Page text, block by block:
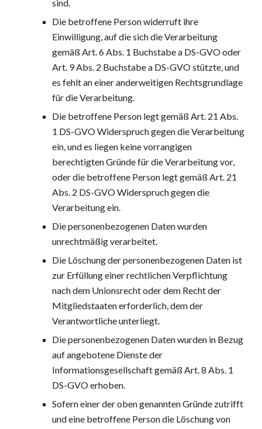
sind.
Die betroffene Person widerruft ihre
Einwilligung, auf die sich die Verarbeitung
gemäß Art. 6 Abs. 1 Buchstabe a DS-GVO oder
Art. 9 Abs. 2 Buchstabe a DS-GVO stützte, und
es fehlt an einer anderweitigen Rechtsgrundlage
für die Verarbeitung.
Die betroffene Person legt gemäß Art. 21 Abs.
1 DS-GVO Widerspruch gegen die Verarbeitung
ein, und es liegen keine vorrangigen
berechtigten Gründe für die Verarbeitung vor,
oder die betroffene Person legt gemäß Art. 21
Abs. 2 DS-GVO Widerspruch gegen die
Verarbeitung ein.
Die personenbezogenen Daten wurden
unrechtmäßig verarbeitet.
Die Löschung der personenbezogenen Daten ist
zur Erfüllung einer rechtlichen Verpflichtung
nach dem Unionsrecht oder dem Recht der
Mitgliedstaaten erforderlich, dem der
Verantwortliche unterliegt.
Die personenbezogenen Daten wurden in Bezug
auf angebotene Dienste der
Informationsgesellschaft gemäß Art. 8 Abs. 1
DS-GVO erhoben.
Sofern einer der oben genannten Gründe zutrifft
und eine betroffene Person die Löschung von